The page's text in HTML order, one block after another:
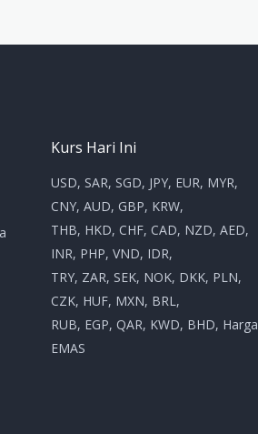
Kurs Hari Ini
USD, SAR, SGD, JPY, EUR, MYR,
CNY, AUD, GBP, KRW,
THB, HKD, CHF, CAD, NZD, AED,
INR, PHP, VND, IDR,
TRY, ZAR, SEK, NOK, DKK, PLN,
CZK, HUF, MXN, BRL,
RUB, EGP, QAR, KWD, BHD, Harga
EMAS